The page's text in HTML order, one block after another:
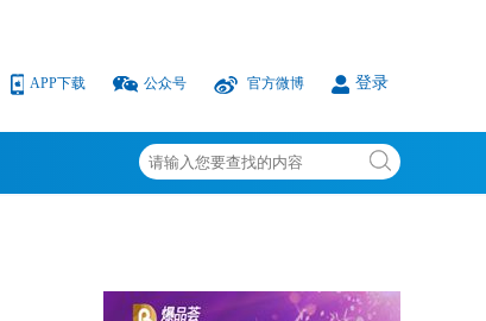
APP下载 公众号 官方微博 登录